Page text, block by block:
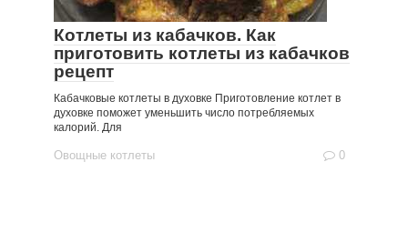
Котлеты из кабачков. Как
приготовить котлеты из кабачков
рецепт
Кабачковые котлеты в духовке Приготовление котлет в
духовке поможет уменьшить число потребляемых
калорий. Для
Овощные котлеты 0